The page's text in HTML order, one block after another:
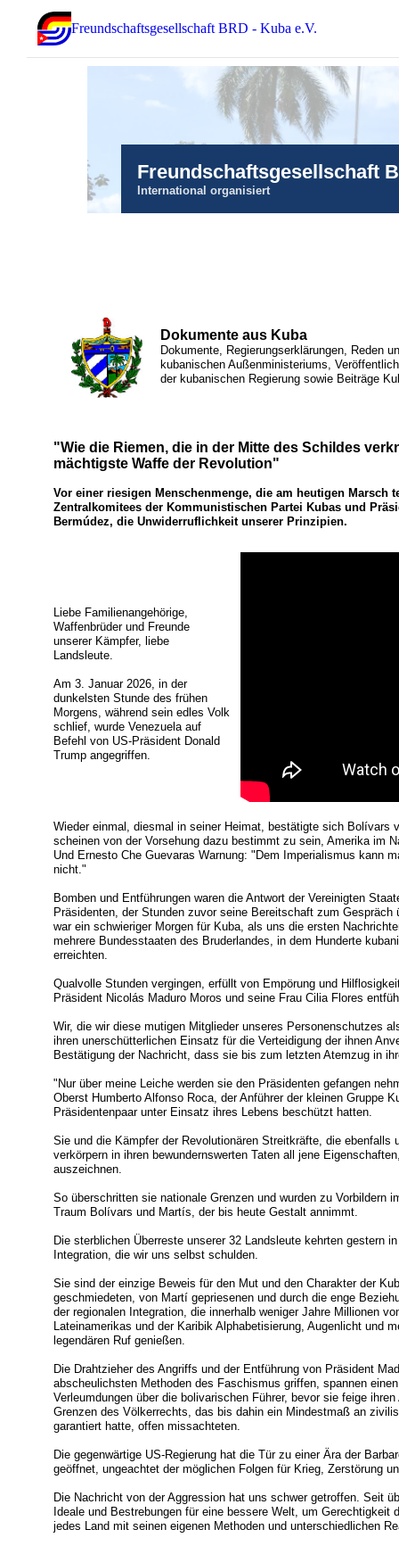
Freundschaftsgesellschaft BRD - Kuba e.V.
Freundschaftsgesellschaft
International organisiert
Dokumente aus Kuba
Dokumente, Regierungserklärungen, Reden
kubanischen Außenministeriums,
der kubanischen Regierung sowie Beiträge
"Wie die Riemen, die in der Mitte des Schildes
mächtigste Waffe der Revolution"
Vor einer riesigen Menschenmenge, die am heutigen Marsch
Zentralkomitees der Kommunistischen Partei Kubas und
Bermúdez, die Unwiderruflichkeit unserer Prinzipien.
Liebe Familienangehörige,
Waffenbrüder und Freunde
unserer Kämpfer, liebe
Landsleute.
Am 3. Januar 2026, in der
dunkelsten Stunde des frühen
Morgens, während sein edles Volk
schlief, wurde Venezuela auf
Befehl von US-Präsident Donald
Trump angegriffen.
Wieder einmal, diesmal in seiner Heimat, bestätigte sich Bolívars
scheinen von der Vorsehung dazu bestimmt zu sein, Amerika im
Und Ernesto Che Guevaras Warnung: "Dem Imperialismus kann
nicht."
Bomben und Entführungen waren die Antwort der Vereinigten
Präsidenten, der Stunden zuvor seine Bereitschaft zum
war ein schwieriger Morgen für Kuba, als uns die ersten
mehrere Bundesstaaten des Bruderlandes, in dem Hunderte
erreichten.
Qualvolle Stunden vergingen, erfüllt von Empörung und
Präsident Nicolás Maduro Moros und seine Frau Cilia Flores
Wir, die wir diese mutigen Mitglieder unseres Personenschutzes
ihren unerschütterlichen Einsatz für die Verteidigung der ihnen
Bestätigung der Nachricht, dass sie bis zum letzten Atemzug in
"Nur über meine Leiche werden sie den Präsidenten gefangen
Oberst Humberto Alfonso Roca, der Anführer der kleinen Gruppe
Präsidentenpaar unter Einsatz ihres Lebens beschützt hatten.
Sie und die Kämpfer der Revolutionären Streitkräfte, die ebenfalls
verkörpern in ihren bewundernswerten Taten all jene
auszeichnen.
So überschritten sie nationale Grenzen und wurden zu Vorbildern
Traum Bolívars und Martís, der bis heute Gestalt annimmt.
Die sterblichen Überreste unserer 32 Landsleute kehrten gestern
Integration, die wir uns selbst schulden.
Sie sind der einzige Beweis für den Mut und den Charakter der
geschmiedeten, von Martí gepriesenen und durch die enge
der regionalen Integration, die innerhalb weniger Jahre Millionen
Lateinamerikas und der Karibik Alphabetisierung, Augenlicht und
legendären Ruf genießen.
Die Drahtzieher des Angriffs und der Entführung von Präsident
abscheulichsten Methoden des Faschismus griffen, spannen
Verleumdungen über die bolivarischen Führer, bevor sie feige
Grenzen des Völkerrechts, das bis dahin ein Mindestmaß an
garantiert hatte, offen missachteten.
Die gegenwärtige US-Regierung hat die Tür zu einer Ära der
geöffnet, ungeachtet der möglichen Folgen für Krieg, Zerstörung
Die Nachricht von der Aggression hat uns schwer getroffen. Seit
Ideale und Bestrebungen für eine bessere Welt, um Gerechtigkeit
jedes Land mit seinen eigenen Methoden und unterschiedlichen